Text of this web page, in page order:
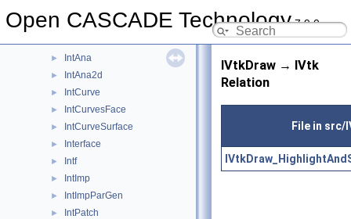
Open CASCADE Technology7.9.0
IMeshData
► IntAna
► IntAna2d
► IntCurve
► IntCurvesFace
► IntCurveSurface
► Interface
► Intf
► IntImp
► IntImpParGen
► IntPatch
IVtkDraw → IVtk
Relation
File in src/